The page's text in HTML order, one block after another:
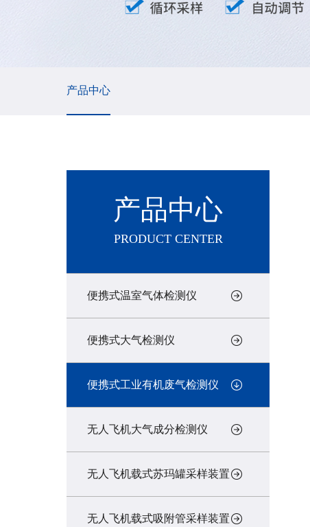
产品中心
产品中心
PRODUCT CENTER
便携式温室气体检测仪
便携式大气检测仪
便携式工业有机废气检测仪
无人飞机大气成分检测仪
无人飞机载式苏玛罐采样装置
无人飞机载式吸附管采样装置